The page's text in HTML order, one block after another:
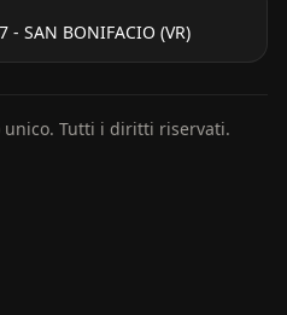
- SAN BONIFACIO (VR)
unico. Tutti i diritti riservati.